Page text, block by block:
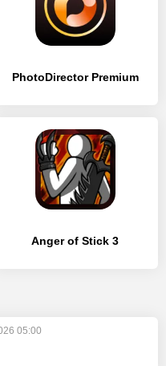
PhotoDirector Premium
Anger of Stick 3
05:00